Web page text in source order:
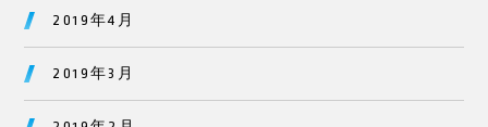
2019年4月
2019年3月